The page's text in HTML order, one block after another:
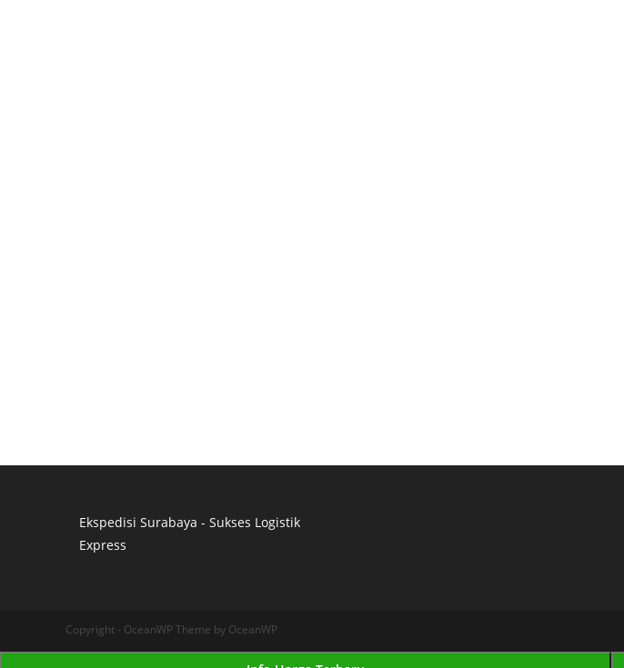
Ekspedisi Surabaya - Sukses Logistik
Express
Jasa Tank Cleaning
Copyright - OceanWP Theme by OceanWP